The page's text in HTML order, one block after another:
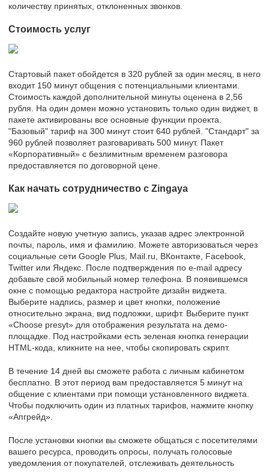
количеству принятых, отклоненных звонков.
Стоимость услуг
Стартовый пакет обойдется в 320 рублей за один месяц, в него
входит 150 минут общения с потенциальными клиентами.
Стоимость каждой дополнительной минуты оценена в 2,56
рубля. На один домен можно установить только один виджет, в
пакете активированы все основные функции проекта.
"Базовый" тариф на 300 минут стоит 640 рублей. "Стандарт" за
960 рублей позволяет разговаривать 500 минут. Пакет
«Корпоративный» с безлимитным временем разговора
предоставляется по договорной цене.
Как начать сотрудничество с Zingaya
Создайте новую учетную запись, указав адрес электронной
почты, пароль, имя и фамилию. Можете авторизоваться через
социальные сети Google Plus, Mail.ru, ВКонтакте, Facebook,
Twitter или Яндекс. После подтверждения по e-mail адресу
добавьте свой мобильный номер телефона. В появившемся
окне с помощью редактора настройте дизайн виджета.
Выберите надпись, размер и цвет кнопки, положение
относительно экрана, вид подложки, шрифт. Выберите пункт
«Choose presyt» для отображения результата на демо-
площадке. Под настройками есть зеленая кнопка генерации
HTML-кода, кликните на нее, чтобы скопировать скрипт.
В течение 14 дней вы сможете работа с личным кабинетом
бесплатно. В этот период вам предоставляется 5 минут на
общение с клиентами при помощи установленного виджета.
Чтобы подключить один из платных тарифов, нажмите кнопку
«Апгрейд».
После установки кнопки вы сможете общаться с посетителями
вашего ресурса, проводить опросы, получать голосовые
уведомления от покупателей, отслеживать деятельность